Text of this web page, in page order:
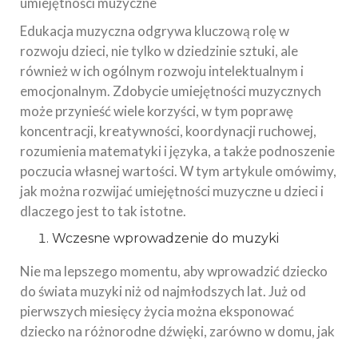
Edukacja muzyczna odgrywa kluczową rolę w
rozwoju dzieci, nie tylko w dziedzinie sztuki, ale
również w ich ogólnym rozwoju intelektualnym i
emocjonalnym. Zdobycie umiejętności muzycznych
może przynieść wiele korzyści, w tym poprawę
koncentracji, kreatywności, koordynacji ruchowej,
rozumienia matematyki i języka, a także podnoszenie
poczucia własnej wartości. W tym artykule omówimy,
jak można rozwijać umiejętności muzyczne u dzieci i
dlaczego jest to tak istotne.
Wczesne wprowadzenie do muzyki
Nie ma lepszego momentu, aby wprowadzić dziecko
do świata muzyki niż od najmłodszych lat. Już od
pierwszych miesięcy życia można eksponować
dziecko na różnorodne dźwięki, zarówno w domu, jak